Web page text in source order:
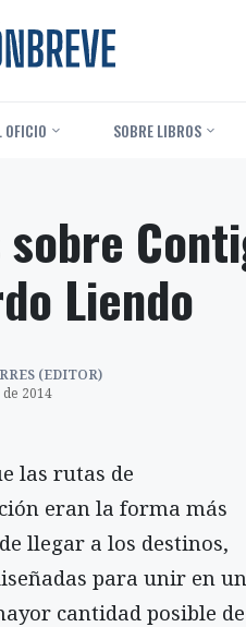
OFICIO ‎ SOBRE LIBROS
sobre
Liendo
(EDITOR)
2014
las rutas de
eran la forma más
llegar a los destinos,
para unir en un
cantidad posible de